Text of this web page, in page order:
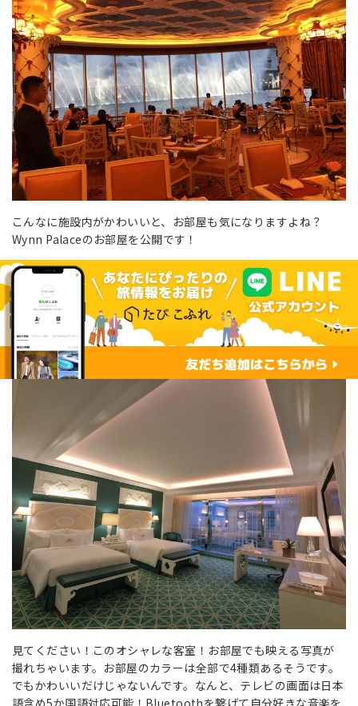
こんなに施設内がかわいいと、お部屋も気になりますよね？
Wynn Palaceのお部屋を公開です！
見てください！このオシャレな客室！お部屋でも映える写真が
撮れちゃいます。お部屋のカラーは全部で4種類あるそうです。
でもかわいいだけじゃないんです。なんと、テレビの画面は日本